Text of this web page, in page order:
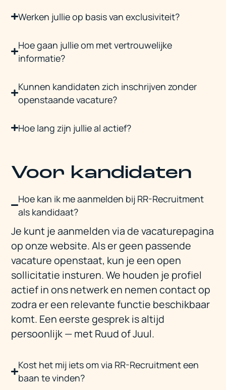
Werken jullie op basis van exclusiviteit?
Hoe gaan jullie om met vertrouwelijke
informatie?
Kunnen kandidaten zich inschrijven zonder
openstaande vacature?
Hoe lang zijn jullie al actief?
Voor kandidaten
Hoe kan ik me aanmelden bij RR-Recruitment
als kandidaat?
Je kunt je aanmelden via de vacaturepagina
op onze website. Als er geen passende
vacature openstaat, kun je een open
sollicitatie insturen. We houden je profiel
actief in ons netwerk en nemen contact op
zodra er een relevante functie beschikbaar
komt. Een eerste gesprek is altijd
persoonlijk — met Ruud of Juul.
Kost het mij iets om via RR-Recruitment een
baan te vinden?